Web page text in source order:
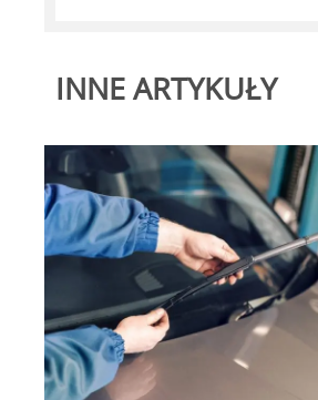
INNE ARTYKUŁY